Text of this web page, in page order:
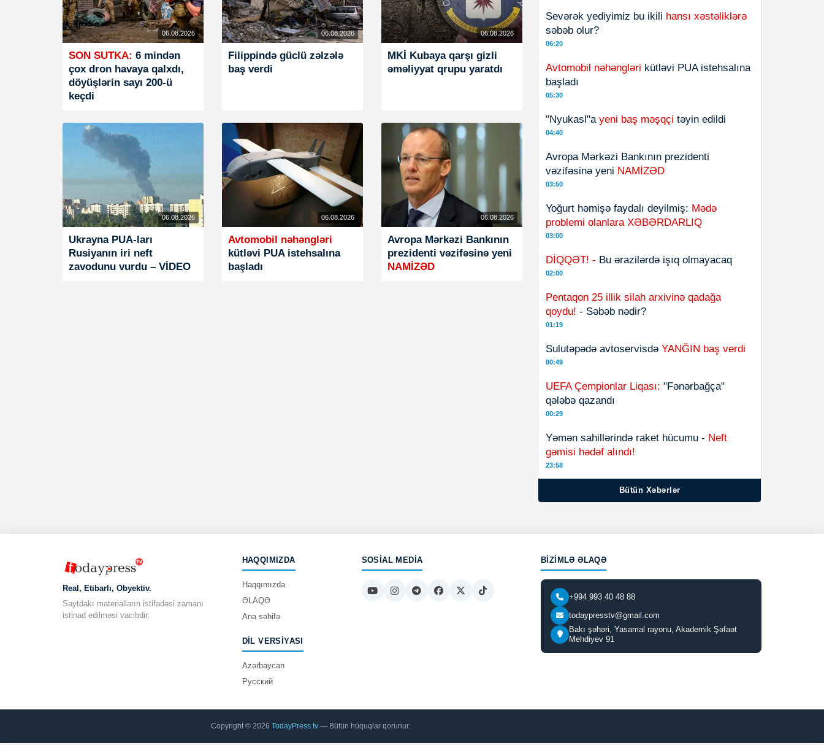
06.08.2026
SON SUTKA: 6 mindən
çox dron havaya qalxdı,
döyüşlərin sayı 200-ü
keçdi
06.08.2026
Filippində güclü zəlzələ
baş verdi
06.08.2026
MKİ Kubaya qarşı gizli
əməliyyat qrupu yaratdı
06.08.2026
Ukrayna PUA-ları
Rusiyanın iri neft
zavodunu vurdu – VİDEO
06.08.2026
Avtomobil nəhəngləri
kütləvi PUA istehsalına
başladı
06.08.2026
Avropa Mərkəzi Bankının
prezidenti vəzifəsinə yeni
NAMİZƏD
Sevərək yediyimiz bu ikili hansı xəstəliklərə
səbəb olur?
06:20
Avtomobil nəhəngləri kütləvi PUA istehsalına
başladı
05:30
"Nyukasl"a yeni baş məşqçi təyin edildi
04:40
Avropa Mərkəzi Bankının prezidenti
vəzifəsinə yeni NAMİZƏD
03:50
Yoğurt həmişə faydalı deyilmiş: Mədə
problemi olanlara XƏBƏRDARLIQ
03:00
DİQQƏT! - Bu ərazilərdə işıq olmayacaq
02:00
Pentaqon 25 illik silah arxivinə qadağa
qoydu! - Səbəb nədir?
01:19
Sulutəpədə avtoservisdə YANĞIN baş verdi
00:49
UEFA Çempionlar Liqası: "Fənərbağça"
qələbə qazandı
00:29
Yəmən sahillərində raket hücumu - Neft
gəmisi hədəf alındı!
23:58
Bütün Xəbərlər
Real, Etibarlı, Obyektiv.
Saytdakı materialların istifadəsi zamanı
istinad edilməsi vacibdir.
HAQQIMIZDA
Haqqımızda
ƏLAQƏ
Ana səhifə
DIL VERSIYASI
Azərbaycan
Русский
SOSIAL MEDIA BIZIMLƏ ƏLAQƏ
+994 993 40 48 88
todaypresstv@gmail.com
Bakı şəhəri, Yasamal rayonu, Akademik Şəfaət
Mehdiyev 91
Copyright © 2026TodayPress.tv — Bütün hüquqlar qorunur.